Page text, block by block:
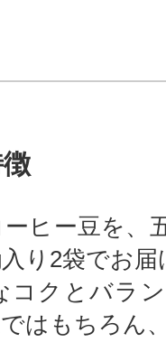
ヒー豆を、
り2袋でお
コクとバラ
はもちろん